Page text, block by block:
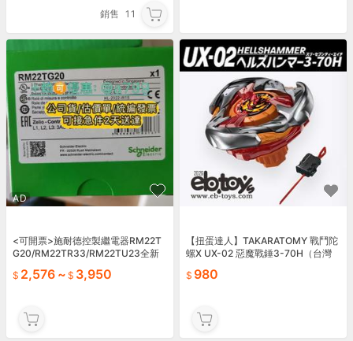
銷售 11
AD
<可開票>施耐德控製繼電器RM22T
G20/RM22TR33/RM22TU23全新
2,576 ~ 3,950
【扭蛋達人】TAKARATOMY 戰鬥陀
螺X UX-02 惡魔戰錘3-70H（台灣
980